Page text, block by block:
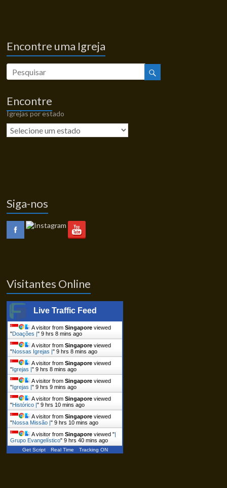
Encontre uma Igreja
Encontre
Igrejas por estado
Siga-nos
Visitantes Online
Live Traffic Feed
A visitor fromSingapore viewed
"Doações |"9 hrs 8 mins ago
A visitor fromSingapore viewed
"Nossas Igrejas |"9 hrs 8 mins ago
A visitor fromSingapore viewed
"Igrejas |"9 hrs 8 mins ago
A visitor fromSingapore viewed
"Igrejas |"9 hrs 9 mins ago
A visitor fromSingapore viewed
"Histórico |"9 hrs 10 mins ago
A visitor fromSingapore viewed
"Nossa Missão |"9 hrs 10 mins ago
A visitor fromSingapore viewed "|
Grupo Evangelístico"9 hrs 40 mins ago
Get Script Real Time Tracking ON